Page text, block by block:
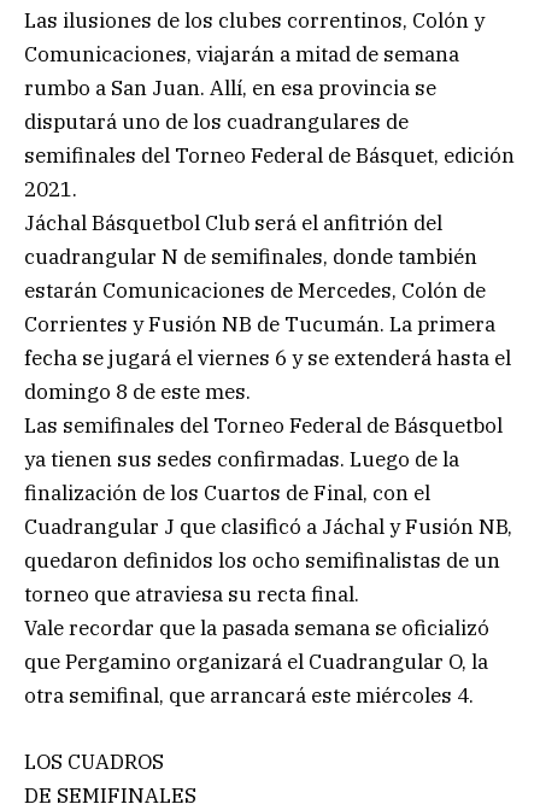
Las ilusiones de los clubes correntinos, Colón y
Comunicaciones, viajarán a mitad de semana
rumbo a San Juan. Allí, en esa provincia se
disputará uno de los cuadrangulares de
semifinales del Torneo Federal de Básquet, edición
2021.
Jáchal Básquetbol Club será el anfitrión del
cuadrangular N de semifinales, donde también
estarán Comunicaciones de Mercedes, Colón de
Corrientes y Fusión NB de Tucumán. La primera
fecha se jugará el viernes 6 y se extenderá hasta el
domingo 8 de este mes.
Las semifinales del Torneo Federal de Básquetbol
ya tienen sus sedes confirmadas. Luego de la
finalización de los Cuartos de Final, con el
Cuadrangular J que clasificó a Jáchal y Fusión NB,
quedaron definidos los ocho semifinalistas de un
torneo que atraviesa su recta final.
Vale recordar que la pasada semana se oficializó
que Pergamino organizará el Cuadrangular O, la
otra semifinal, que arrancará este miércoles 4.
LOS CUADROS
DE SEMIFINALES